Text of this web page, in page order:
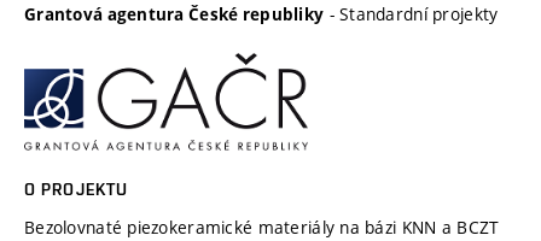
Grantová agentura České republiky - Standardní projekty
O PROJEKTU
Bezolovnaté piezokeramické materiály na bázi KNN a BCZT